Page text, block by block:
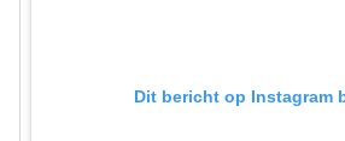
Dit bericht op Instagram